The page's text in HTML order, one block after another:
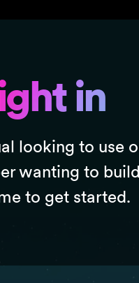
in
looking to use
wanting to
to get started.